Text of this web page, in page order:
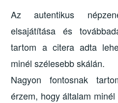
Az autentikus
elsajátítása és
tartom a citera adta
minél szélesebb skálán.
Nagyon fontosnak
érzem, hogy általam